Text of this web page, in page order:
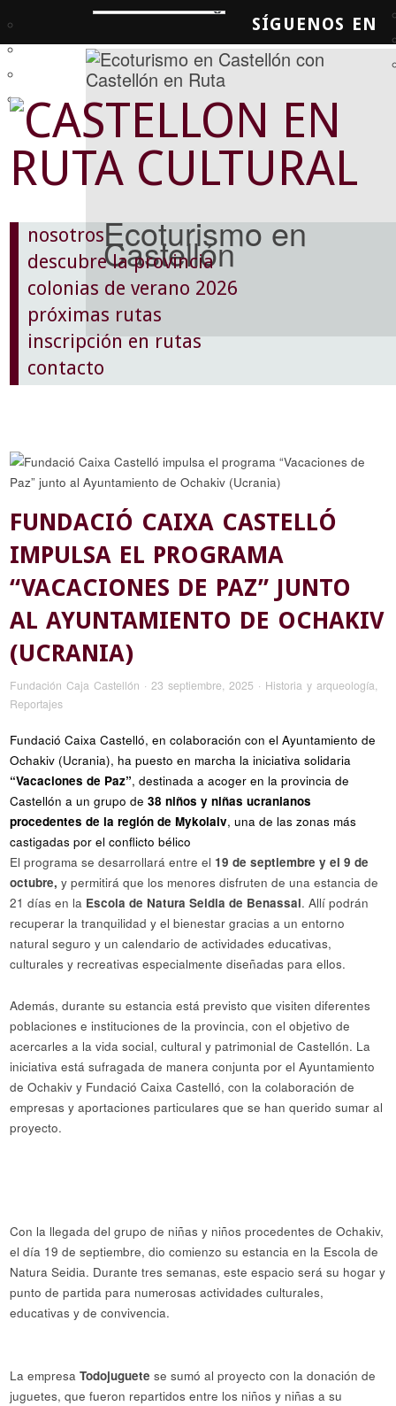
SÍGUENOS EN
Ecoturismo en
Castellón
nosotros
descubre la provincia
colonias de verano 2026
próximas rutas
inscripción en rutas
contacto
FUNDACIÓ CAIXA CASTELLÓ
IMPULSA EL PROGRAMA
“VACACIONES DE PAZ” JUNTO
AL AYUNTAMIENTO DE OCHAKIV
(UCRANIA)
Fundación Caja Castellón ·23 septiembre, 2025 · Historia y arqueología,
Reportajes
Fundació Caixa Castelló, en colaboración con el Ayuntamiento de
Ochakiv (Ucrania), ha puesto en marcha la iniciativa solidaria
“Vacaciones de Paz”, destinada a acoger en la provincia de
Castellón a un grupo de38 niños y niñas ucranianos
procedentes de la región de Mykolaiv, una de las zonas más
castigadas por el conflicto bélico
El programa se desarrollará entre el 19 de septiembre y el 9 de
octubre, y permitirá que los menores disfruten de una estancia de
21 días en la Escola de Natura Seidia de Benassal. Allí podrán
recuperar la tranquilidad y el bienestar gracias a un entorno
natural seguro y un calendario de actividades educativas,
culturales y recreativas especialmente diseñadas para ellos.
Además, durante su estancia está previsto que visiten diferentes
poblaciones e instituciones de la provincia, con el objetivo de
acercarles a la vida social, cultural y patrimonial de Castellón. La
iniciativa está sufragada de manera conjunta por el Ayuntamiento
de Ochakiv y Fundació Caixa Castelló, con la colaboración de
empresas y aportaciones particulares que se han querido sumar al
proyecto.
Con la llegada del grupo de niñas y niños procedentes de Ochakiv,
el día 19 de septiembre, dio comienzo su estancia en la Escola de
Natura Seidia. Durante tres semanas, este espacio será su hogar y
punto de partida para numerosas actividades culturales,
educativas y de convivencia.
La empresaTodojuguete se sumó al proyecto con la donación de
juguetes, que fueron repartidos entre los niños y niñas a su